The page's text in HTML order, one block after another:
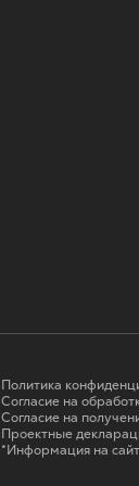
Политика
Согласие на
Cогласие на
Проектные
*Информация на